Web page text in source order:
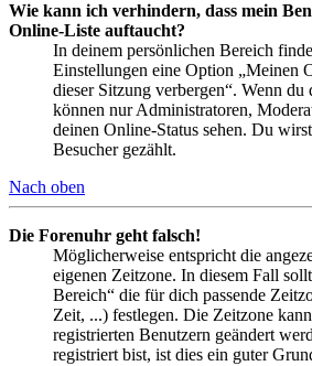
Wie kann ich verhindern, dass mein
Online-Liste auftaucht?
In deinem persönlichen Bereich
Einstellungen eine Option „Meinen
dieser Sitzung verbergen“. Wenn du
können nur Administratoren,
deinen Online-Status sehen. Du
Besucher gezählt.
Nach oben
Die Forenuhr geht falsch!
Möglicherweise entspricht die
eigenen Zeitzone. In diesem Fall
Bereich“ die für dich passende
Zeit, ...) festlegen. Die Zeitzone
registrierten Benutzern geändert
registriert bist, ist dies ein guter